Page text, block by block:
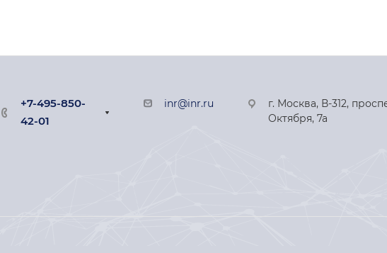
+7-495-850-
42-01
inr@inr.ru
г. Москва, В-312,
Октября, 7а